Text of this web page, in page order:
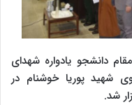
دانشجو یادواره شهدای
شهید پوریا خوشنام در
شد.